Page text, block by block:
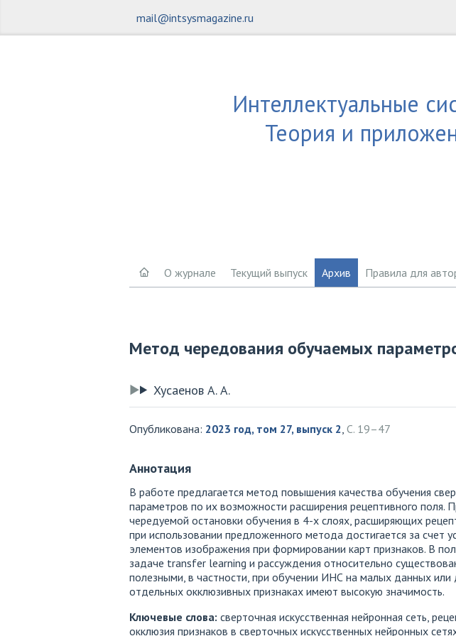
mail@intsysmagazine.ru
Интеллектуальные
Теория и
О журнале Текущий выпуск Архив Правила для
Метод чередования обучаемых
Хусаенов А. А.
Опубликована: 2023 год, том 27, выпуск 2 С. 19–47
Аннотация
В работе предлагается метод повышения качества обучения
параметров по их возможности расширения рецептивного поля.
чередуемой остановки обучения в 4-х слоях, расширяющих
при использовании предложенного метода достигается за счет
элементов изображения при формировании карт признаков. В
задаче transfer learning и рассуждения относительно
полезными, в частности, при обучении ИНС на малых данных
отдельных окклюзивных признаках имеют высокую значимость.
Ключевые слова: сверточная искусственная нейронная сеть,
окклюзия признаков в сверточных искусственных нейронных